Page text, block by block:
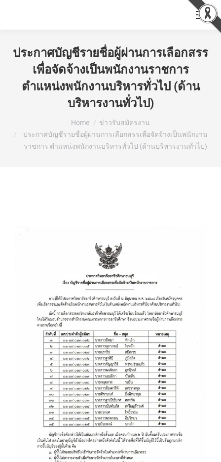
ประกาศบัญชีรายชื่อผู้ผ่านการเลือกสรร
เพื่อจัดจ้างเป็นพนักงานราชการ
ตำแหน่งพนักงานบริหารทั่วไป (ด้าน
บริหารงานทั่วไป)
Home
ข่าวรับสมัครงาน
ประกาศบัญชีรายชื่อผู้ผ่านการเลือกสรรเพื่อจัดจ้างเป็นพนักงาน
ราชการ ตำแหน่งพนักงานบริหารทั่วไป (ด้านบริหารงานทั่วไป)